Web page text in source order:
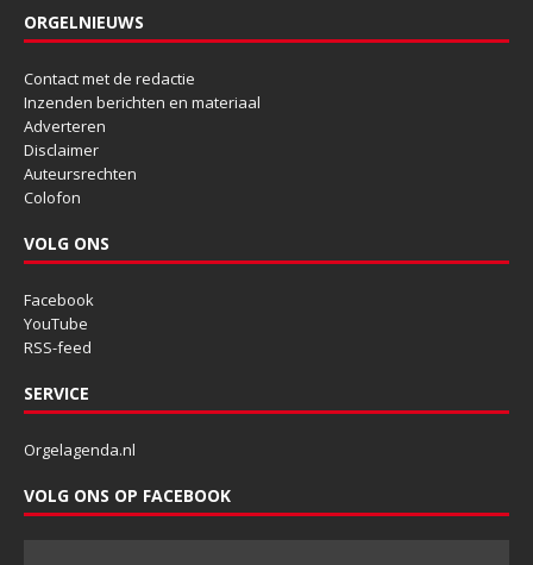
ORGELNIEUWS
Contact met de redactie
Inzenden berichten en materiaal
Adverteren
Disclaimer
Auteursrechten
Colofon
VOLG ONS
Facebook
YouTube
RSS-feed
SERVICE
Orgelagenda.nl
VOLG ONS OP FACEBOOK